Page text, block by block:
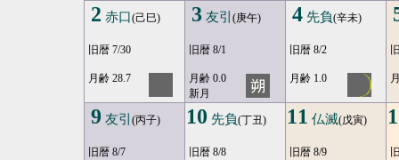
2 赤口(己巳)
旧暦 7/30
月齢 28.7
3 友引 (庚午)
旧暦 8/1
月齢 0.0
新月
4 先負(辛未)
旧暦 8/2
月齢 1.0
9 友引 (丙子)
旧暦 8/7
10 先負(丁丑)
旧暦 8/8
11 仏滅(戊寅)
旧暦 8/9